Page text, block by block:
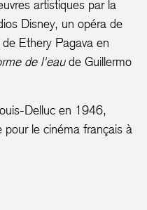
artistiques par la
Disney, un opéra de
Ethery Pagava en
de l'eaude Guillermo
Delluc en 1946,
le cinéma français à